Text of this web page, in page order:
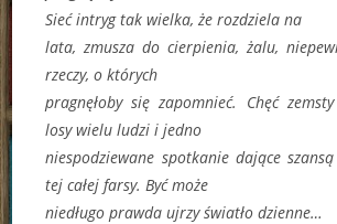
Sieć intryg tak wielka, że rozdziela na
lata, zmusza do cierpienia, żalu,
rzeczy, o których
pragnęłoby się zapomnieć. Chęć
losy wielu ludzi i jedno
niespodziewane spotkanie dające
tej całej farsy. Być może
niedługo prawda ujrzy światło dzienne…